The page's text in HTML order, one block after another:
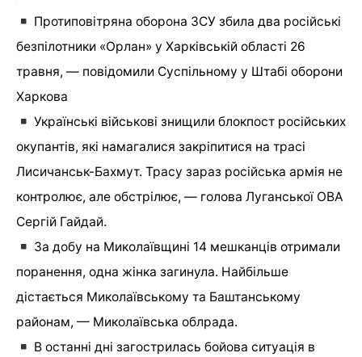
Протиповітряна оборона ЗСУ збила два російські
безпілотники «Орлан» у Харківській області 26
травня, — повідомили Суспільному у Штабі оборони
Харкова
Українські військові знищили блокпост російських
окупантів, які намагалися закріпитися на трасі
Лисичанськ-Бахмут. Трасу зараз російська армія не
контролює, але обстрілює, — голова Луганської ОВА
Сергій Гайдай.
За добу на Миколаївщині 14 мешканців отримали
поранення, одна жінка загинула. Найбільше
дістається Миколаївському та Баштанському
районам, — Миколаївська облрада.
В останні дні загострилась бойова ситуація в